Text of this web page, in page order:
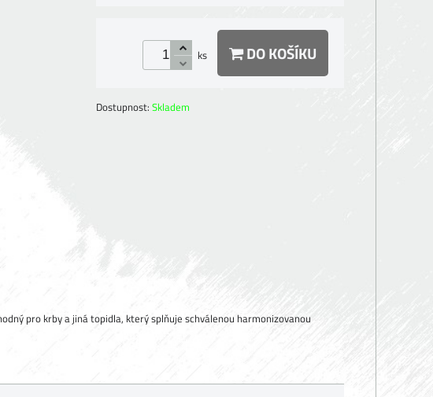
ks DO KOŠÍKU
Dostupnost: Skladem
pro krby a jiná topidla, který splňuje schválenou harmonizovanou